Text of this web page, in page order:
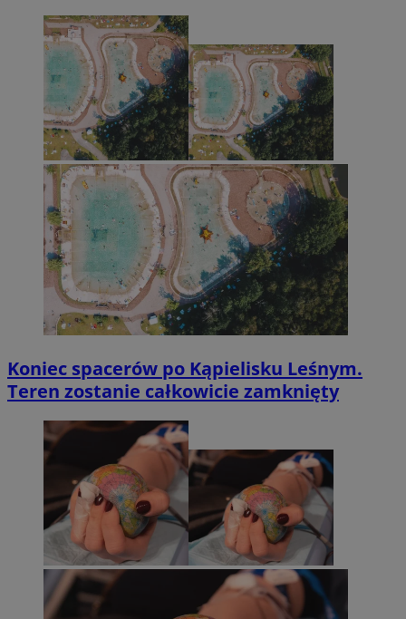
Koniec spacerów po Kąpielisku Leśnym.
Teren zostanie całkowicie zamknięty